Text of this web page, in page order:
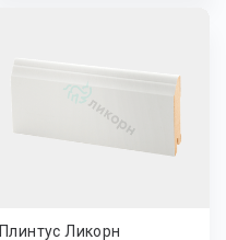
Плинтус Ликорн